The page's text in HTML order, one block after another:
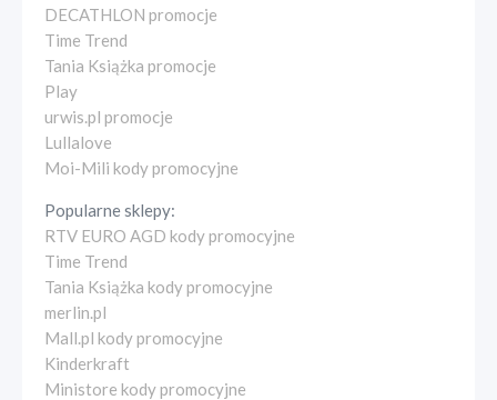
DECATHLON promocje
Time Trend
Tania Książka promocje
Play
urwis.pl promocje
Lullalove
Moi-Mili kody promocyjne
Popularne sklepy:
RTV EURO AGD kody promocyjne
Time Trend
Tania Książka kody promocyjne
merlin.pl
Mall.pl kody promocyjne
Kinderkraft
Ministore kody promocyjne